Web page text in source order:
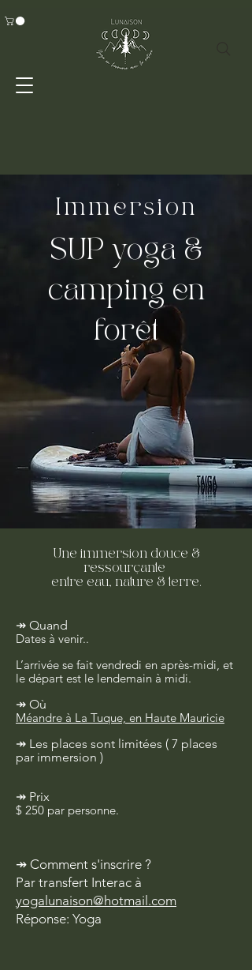
Immersion
SUP yoga &
camping en
forêt
Une immersion douce &
ressourçante
entre eau, nature & terre.
↠ Quand
Dates à venir..
L’arrivée se fait vendredi en après-midi, et
le départ est le lendemain à midi.
↠ Où
Méandre à La Tuque, en Haute Mauricie
↠ Les places sont limitées ( 7 places
par immersion )
↠ Prix
$ 250 par personne.
↠ Comment s'inscrire ?
Par transfert Interac à
yogalunaison@hotmail.com
Réponse: Yoga